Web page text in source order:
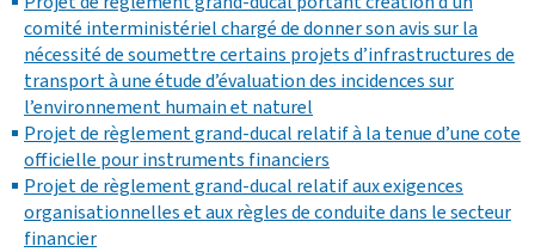
comité interministériel chargé de donner son avis sur la
nécessité de soumettre certains projets d’infrastructures de
transport à une étude d’évaluation des incidences sur
l’environnement humain et naturel
Projet de règlement grand-ducal relatif à la tenue d’une cote
officielle pour instruments financiers
Projet de règlement grand-ducal relatif aux exigences
organisationnelles et aux règles de conduite dans le secteur
financier